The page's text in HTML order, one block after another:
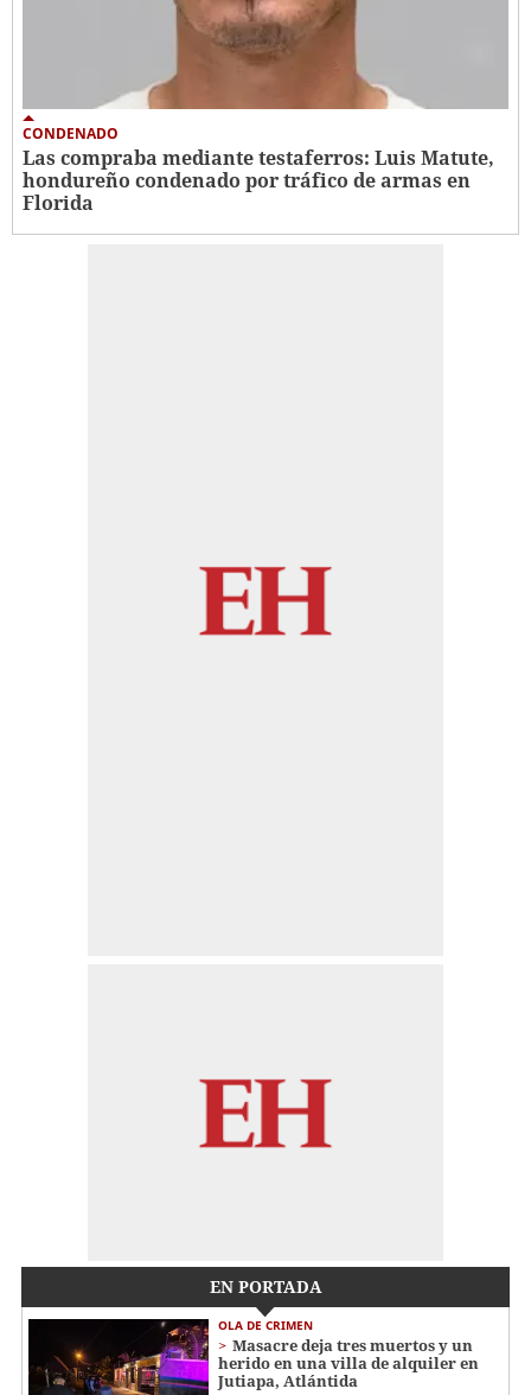
CONDENADO
Las compraba mediante testaferros: Luis Matute,
hondureño condenado por tráfico de armas en
Florida
EN PORTADA
OLA DE CRIMEN
Masacre deja tres muertos y un
herido en una villa de alquiler en
Jutiapa, Atlántida